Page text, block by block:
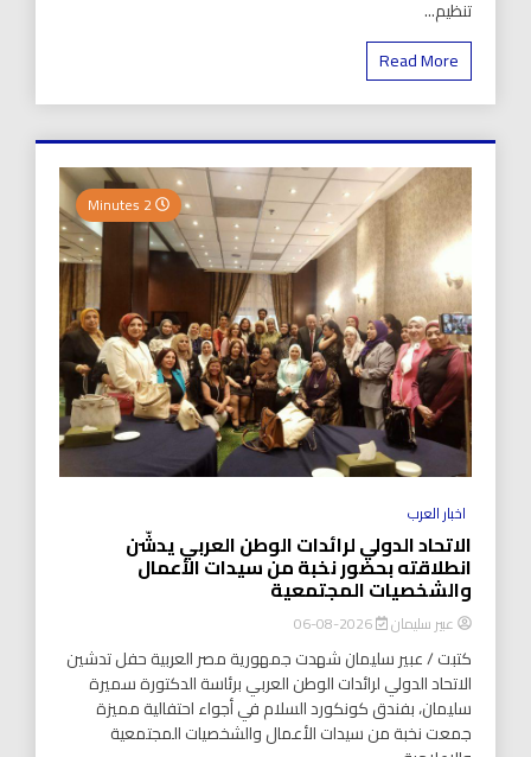
تنظيم...
Read More
اخبار العرب
الاتحاد الدولي لرائدات الوطن العربي يدشّن
انطلاقته بحضور نخبة من سيدات الأعمال
والشخصيات المجتمعية
عبير سليمان 2026-08-06
كتبت / عبير سليمان شهدت جمهورية مصر العربية حفل تدشين
الاتحاد الدولي لرائدات الوطن العربي برئاسة الدكتورة سميرة
سليمان، بفندق كونكورد السلام في أجواء احتفالية مميزة
جمعت نخبة من سيدات الأعمال والشخصيات المجتمعية